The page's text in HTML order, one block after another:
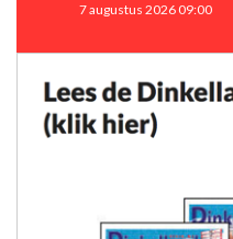
7 augustus 2026 09:00